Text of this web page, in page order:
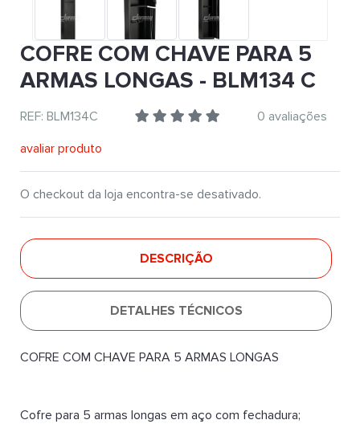
COFRE COM CHAVE PARA 5
ARMAS LONGAS - BLM134 C
REF: BLM134C
0 avaliações
avaliar produto
O checkout da loja encontra-se desativado.
DESCRIÇÃO
DETALHES TÉCNICOS
COFRE COM CHAVE PARA 5 ARMAS LONGAS
Cofre para 5 armas longas em aço com fechadura;